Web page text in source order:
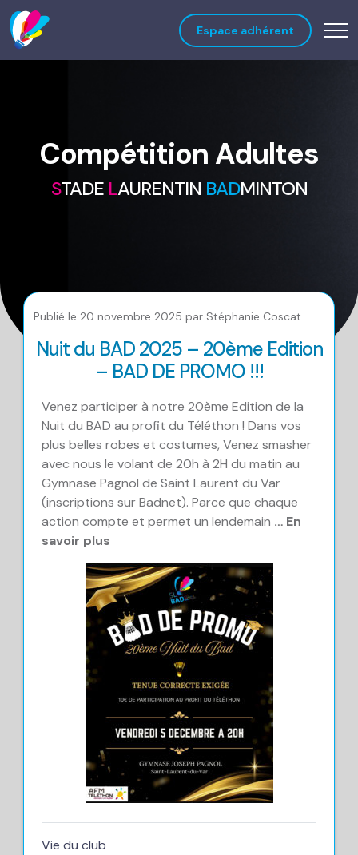
Espace adhérent
Compétition Adultes
STADE LAURENTIN BADMINTON
Publié le 20 novembre 2025 par Stéphanie Coscat
Nuit du BAD 2025 – 20ème Edition
– BAD DE PROMO !!!
Venez participer à notre 20ème Edition de la
Nuit du BAD au profit du Téléthon ! Dans vos
plus belles robes et costumes, Venez smasher
avec nous le volant de 20h à 2H du matin au
Gymnase Pagnol de Saint Laurent du Var
(inscriptions sur Badnet). Parce que chaque
action compte et permet un lendemain … En
savoir plus
Vie du club